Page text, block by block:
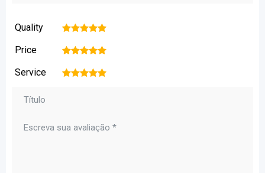
Quality 5
4
3
2
Price 5
4
3
2
Service 5
4
3
2